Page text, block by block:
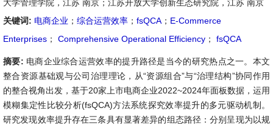
大学管理学院，江苏 南京；江苏开放大学创新生态研究院，江苏 南京
关键词: 电商企业 ； 综合运营效率 ； fsQCA ； E-Commerce
Enterprises ； Comprehensive Operational Efficiency ； fsQCA
摘要: 电商企业综合运营效率的提升路径是当今的研究热点之一。本文
整合资源基础观与公司治理理论，从“资源组合”与“治理结构”协同作用
的整合视角出发，基于20家上市电商企业2022~2024年面板数据，运用
模糊集定性比较分析(fsQCA)方法系统探究效率提升的多元驱动机制。
研究发现效率提升存在三条具有显著差异的组态路径：分别呈现为以规